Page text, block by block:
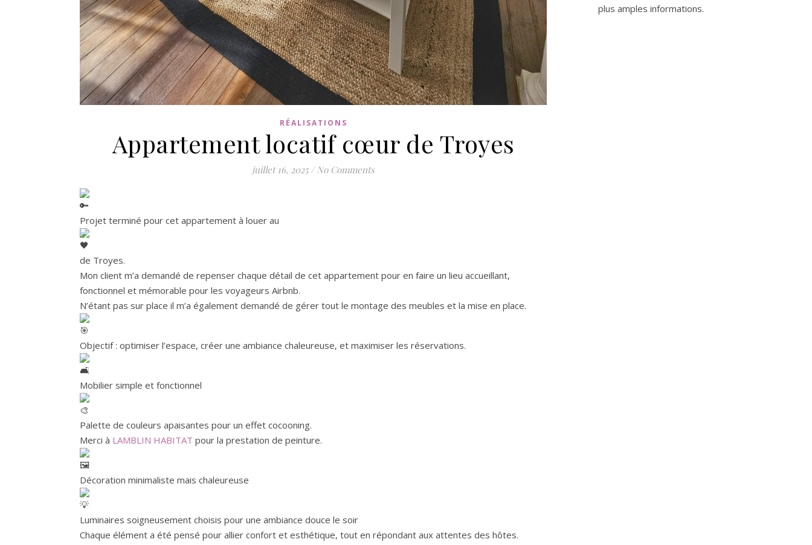
RÉALISATIONS
Appartement locatif cœur de Troyes
juillet 16, 2025 / No Comments
Projet terminé pour cet appartement à louer au
de Troyes.
Mon client m’a demandé de repenser chaque détail de cet appartement pour en faire un lieu accueillant,
fonctionnel et mémorable pour les voyageurs Airbnb.
N’étant pas sur place il m’a également demandé de gérer tout le montage des meubles et la mise en place.
Objectif : optimiser l’espace, créer une ambiance chaleureuse, et maximiser les réservations.
Mobilier simple et fonctionnel
Palette de couleurs apaisantes pour un effet cocooning.
Merci à LAMBLIN HABITAT pour la prestation de peinture.
Décoration minimaliste mais chaleureuse
Luminaires soigneusement choisis pour une ambiance douce le soir
Chaque élément a été pensé pour allier confort et esthétique, tout en répondant aux attentes des hôtes.
plus amples informations.